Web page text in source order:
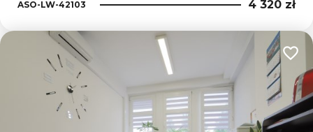
ASO-LW-42103 4 320 zł